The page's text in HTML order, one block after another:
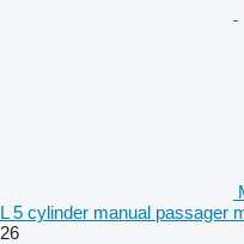
L 5 cylinder manual passager
26